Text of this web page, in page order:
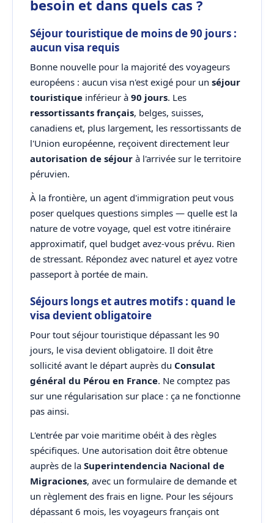
besoin et dans quels cas ?
Séjour touristique de moins de 90 jours :
aucun visa requis
Bonne nouvelle pour la majorité des voyageurs
européens : aucun visa n'est exigé pour un séjour
touristique inférieur à 90 jours. Les
ressortissants français, belges, suisses,
canadiens et, plus largement, les ressortissants de
l'Union européenne, reçoivent directement leur
autorisation de séjour à l'arrivée sur le territoire
péruvien.
À la frontière, un agent d'immigration peut vous
poser quelques questions simples — quelle est la
nature de votre voyage, quel est votre itinéraire
approximatif, quel budget avez-vous prévu. Rien
de stressant. Répondez avec naturel et ayez votre
passeport à portée de main.
Séjours longs et autres motifs : quand le
visa devient obligatoire
Pour tout séjour touristique dépassant les 90
jours, le visa devient obligatoire. Il doit être
sollicité avant le départ auprès du Consulat
général du Pérou en France. Ne comptez pas
sur une régularisation sur place : ça ne fonctionne
pas ainsi.
L'entrée par voie maritime obéit à des règles
spécifiques. Une autorisation doit être obtenue
auprès de la Superintendencia Nacional de
Migraciones, avec un formulaire de demande et
un règlement des frais en ligne. Pour les séjours
dépassant 6 mois, les voyageurs français ont